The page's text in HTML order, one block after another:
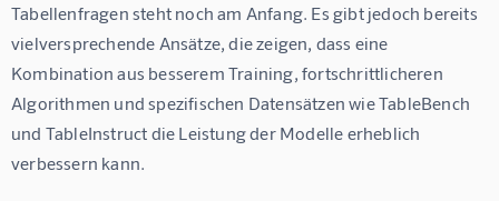
Tabellenfragen steht noch am Anfang. Es gibt jedoch bereits
vielversprechende Ansätze, die zeigen, dass eine
Kombination aus besserem Training, fortschrittlicheren
Algorithmen und spezifischen Datensätzen wie TableBench
und TableInstruct die Leistung der Modelle erheblich
verbessern kann.